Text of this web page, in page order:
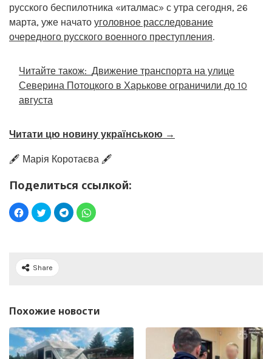
русского беспилотника «италмас» с утра сегодня, 26
марта, уже начато уголовное расследование
очередного русского военного преступления.
Читайте також: Движение транспорта на улице
Северина Потоцкого в Харькове ограничили до 10
августа
Читати цю новину українською →
🖋️ Марія Коротаєва 🖋️
Поделиться ссылкой:
Share
Похожие новости